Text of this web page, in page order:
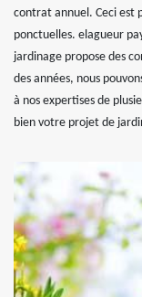
contrat annuel. Ceci est
ponctuelles. elagueur
jardinage propose des
des années, nous
à nos expertises de
bien votre projet de